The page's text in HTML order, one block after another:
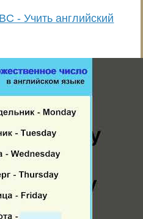
- Учить английский